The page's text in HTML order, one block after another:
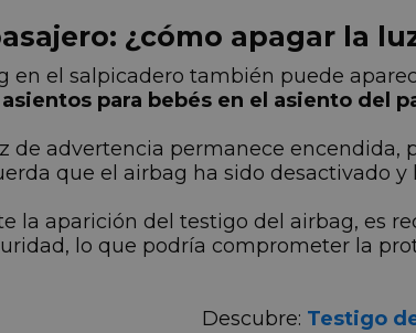
¿cómo apagar la
en el salpicadero también puede
para bebés en el asiento del
de advertencia permanece encendida,
que el airbag ha sido desactivado
la aparición del testigo del airbag, es
lo que podría comprometer la
Descubre: Testigo